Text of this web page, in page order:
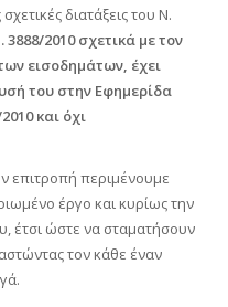
διατάξεις του Ν.
3888/2010 σχετικά με τον
εισοδημάτων, έχει
του στην Εφημερίδα
και όχι
επιτροπή περιμένουμε
έργο και κυρίως την
έτσι ώστε να σταματήσουν
τον κάθε έναν